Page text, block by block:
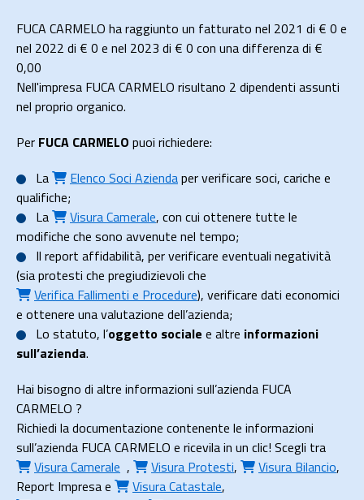
FUCA CARMELO ha raggiunto un fatturato nel 2021 di € 0 e
nel 2022 di € 0 e nel 2023 di € 0 con una differenza di €
0,00
Nell'impresa FUCA CARMELO risultano 2 dipendenti assunti
nel proprio organico.
Per FUCA CARMELO puoi richiedere:
La
Elenco Soci Aziendaper verificare soci, cariche e
qualifiche;
La
Visura Camerale, con cui ottenere tutte le
modifiche che sono avvenute nel tempo;
Il report affidabilità, per verificare eventuali negatività
(sia protesti che pregiudizievoli che
Verifica Fallimenti e Procedure), verificare dati economici
e ottenere una valutazione dell’azienda;
Lo statuto, l’oggetto sociale e altre informazioni
sull’azienda.
Hai bisogno di altre informazioni sull’azienda FUCA
CARMELO ?
Richiedi la documentazione contenente le informazioni
sull’azienda FUCA CARMELO e ricevila in un clic! Scegli tra
Visura Camerale , Visura Protesti, Visura Bilancio,
Report Impresae Visura Catastale,